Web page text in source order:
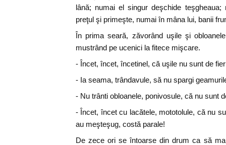
lână; numai el singur deşchide
preţul şi primeşte, numai în mâna lui, banii
În prima seară, zăvorând uşile şi
mustrând pe ucenici la fitece mişcare.
- Încet, încet, încetinel, că uşile nu sunt de
- Ia seama, trândavule, să nu spargi
- Nu trânti obloanele, ponivosule, că nu sunt
- Încet, încet cu lacătele, mototolule, că nu
au meşteşug, costă parale!
De zece ori se întoarse din drum ca să